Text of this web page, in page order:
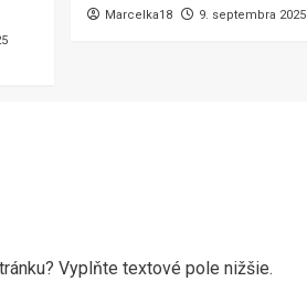
Marcelka18 9. septembra 2025
Vyplňte textové pole nižšie.